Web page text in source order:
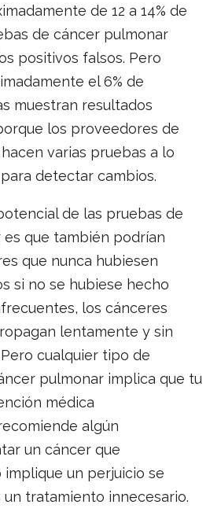
de 12 a 14% de
de cáncer pulmonar
positivos falsos. Pero
el 6% de
muestran resultados
los proveedores de
varias pruebas a lo
detectar cambios.
de las pruebas de
que también podrían
que nunca hubiesen
si no se hubiese hecho
los cánceres
lentamente y sin
cualquier tipo de
pulmonar implica que tu
médica
algún
un cáncer que
un perjuicio se
un tratamiento innecesario.